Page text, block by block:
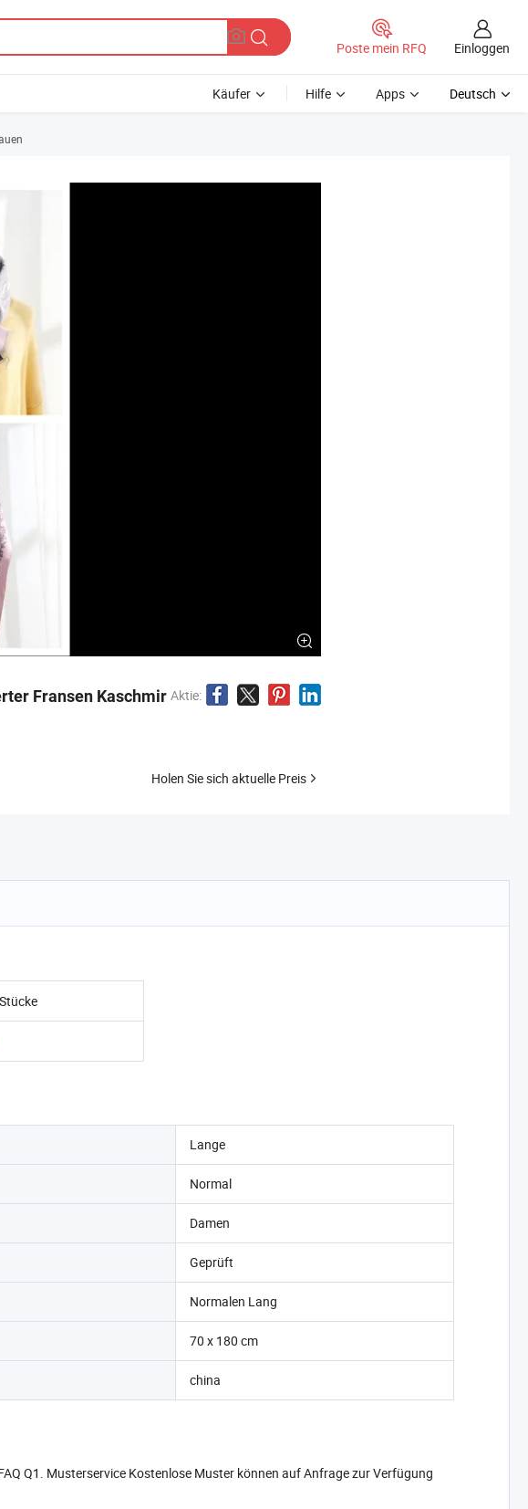
Poste mein RFQ Einloggen
Käufer Hilfe Apps Deutsch
Fransen Kaschmir Aktie:
Holen Sie sich aktuelle Preis
Lange
Normal
Damen
Geprüft
Normalen Lang
70 x 180 cm
china
Q1. Musterservice Kostenlose Muster können auf Anfrage zur Verfügung